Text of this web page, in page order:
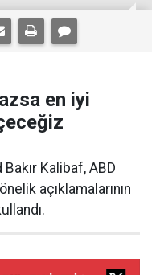
en iyi
Kalibaf, ABD
açıklamalarının